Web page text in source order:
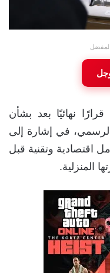
نهائيًا بعد بشأن
في إشارة إلى
اقتصادية وتقنية قبل
المنزلية.